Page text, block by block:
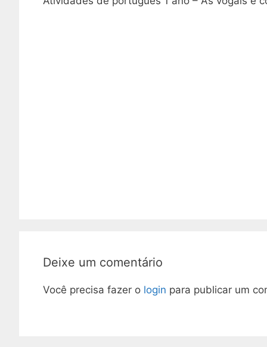
Deixe um comentário
Você precisa fazer o login para publicar um